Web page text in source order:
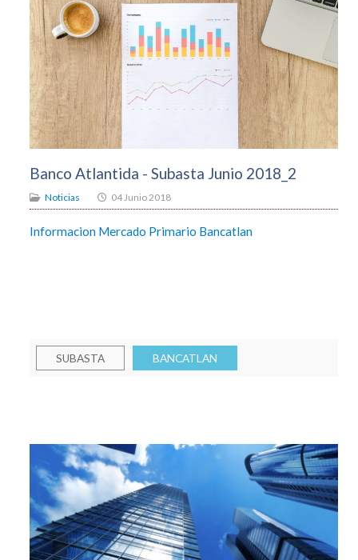
Banco Atlantida - Subasta Junio 2018_2
Noticias 04 Junio 2018
Informacion Mercado Primario Bancatlan
SUBASTA BANCATLAN